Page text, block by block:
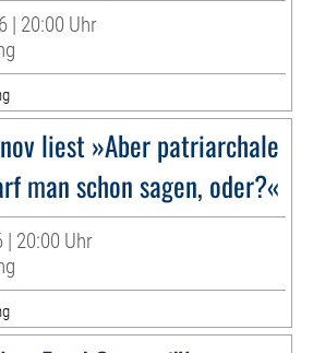
| 20:00 Uhr
liest »Aber patriarchale
man schon sagen, oder?«
| 20:00 Uhr